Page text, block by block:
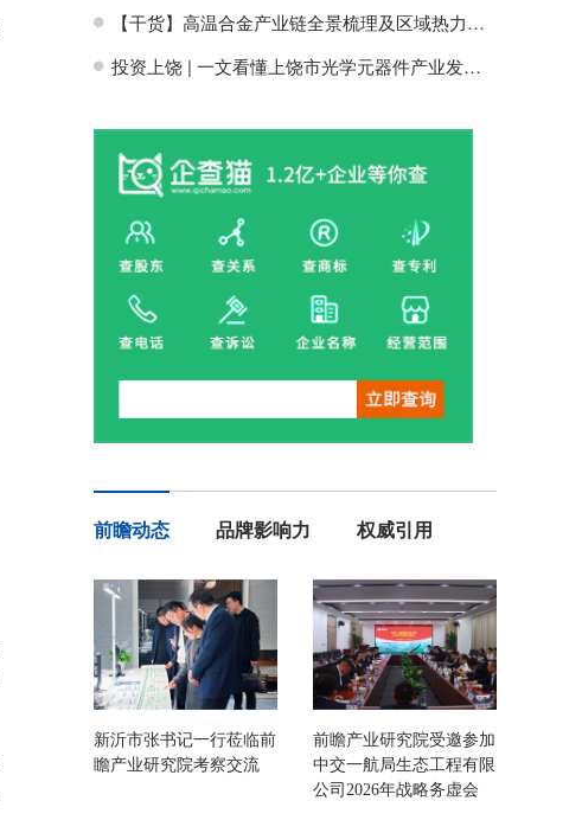
H 【干货】高温合金产业链全景梳理及区域热力地图
H 投资上饶 | 一文看懂上饶市光学元器件产业发展现状与投资机会前瞻
前瞻动态 品牌影响力 权威引用
新沂市张书记一行莅临前
瞻产业研究院考察交流
前瞻产业研究院受邀参加
中交一航局生态工程有限
公司2026年战略务虚会